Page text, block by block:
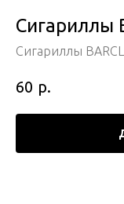
Сигариллы
Сигариллы
60 р.